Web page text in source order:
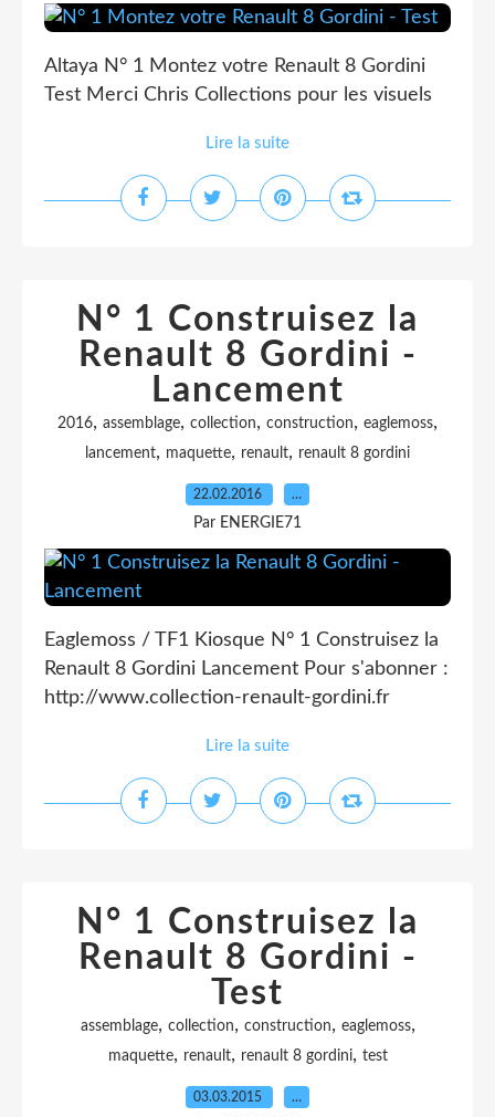
Altaya N° 1 Montez votre Renault 8 Gordini
Test Merci Chris Collections pour les visuels
Lire la suite
N° 1 Construisez la
Renault 8 Gordini -
Lancement
2016, assemblage, collection, construction, eaglemoss,
lancement, maquette, renault, renault 8 gordini
22.02.2016 …
Par ENERGIE71
Eaglemoss / TF1 Kiosque N° 1 Construisez la
Renault 8 Gordini Lancement Pour s'abonner :
http://www.collection-renault-gordini.fr
Lire la suite
N° 1 Construisez la
Renault 8 Gordini -
Test
assemblage, collection, construction, eaglemoss,
maquette, renault, renault 8 gordini, test
03.03.2015 …